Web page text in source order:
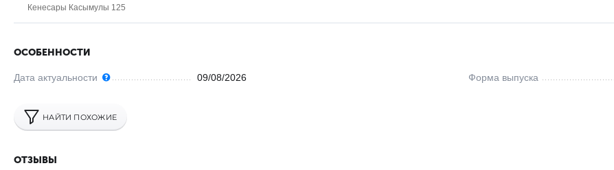
Кенесары Касымулы 125
ОСОБЕННОСТИ
Дата актуальности 09/08/2026 Форма выпуска
НАЙТИ ПОХОЖИЕ
ОТЗЫВЫ